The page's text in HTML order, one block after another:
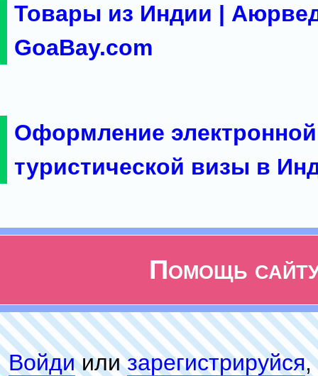
Товары из Индии |
GoaBay.com
Оформление электронной
туристической визы в
Помощь
Войдиилизарeгиcтpируйся,